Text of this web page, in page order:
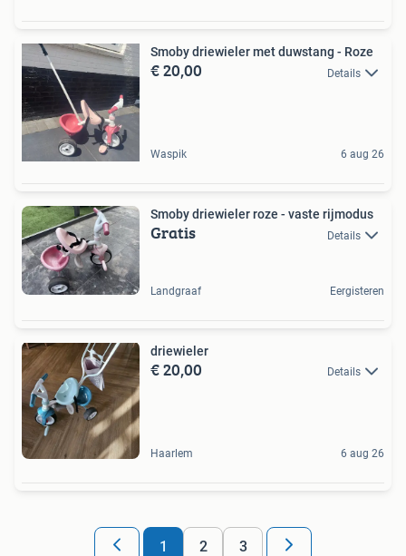
Smoby driewieler met duwstang - Roze
€ 20,00 Details
Waspik 6 aug 26
Smoby driewieler roze - vaste rijmodus
Gratis Details
Landgraaf Eergisteren
driewieler
€ 20,00 Details
Haarlem 6 aug 26
1 2 3